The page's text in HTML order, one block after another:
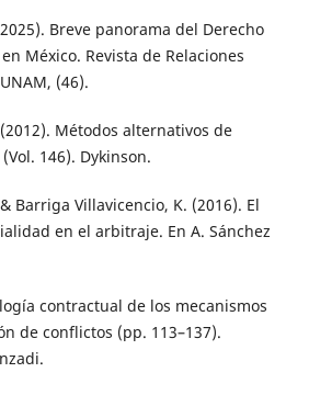
Breve panorama del Derecho
México. Revista de Relaciones
(46).
Métodos alternativos de
146). Dykinson.
Barriga Villavicencio, K. (2016). El
en el arbitraje. En A. Sánchez
contractual de los mecanismos
de conflictos (pp. 113–137).